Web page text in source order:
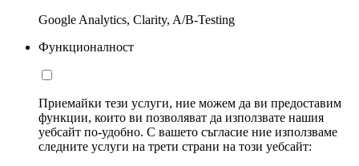
Google Analytics, Clarity, A/B-Testing
Функционалност
Приемайки тези услуги, ние можем да ви предоставим
функции, които ви позволяват да използвате нашия
уебсайт по-удобно. С вашето съгласие ние използваме
следните услуги на трети страни на този уебсайт: